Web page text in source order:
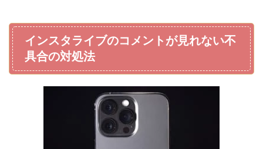
インスタライブのコメントが見れない不
具合の対処法